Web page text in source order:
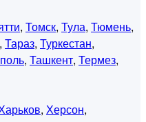
, Томск, Тула, Тюмень,
, Тараз, Туркестан,
, Ташкент, Термез,
, Херсон,